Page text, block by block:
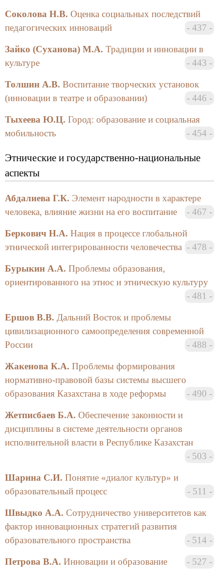
куда движется отечественное ТВ. Будущим
телевизионным работникам он также предлагает
Спицнадель В.Н. в статье «Обоснование
ситуация, проблемы, пути решения» в рамках
эдукологии поднимает вопрос о будущем России и
является воспитание в человеке интеллекта и таких
интеллектуальных свойств, как перспективность
отражать тенденции развития объектов, процессов и
Автор приходит к выводу, что решением всех
высшее образование на базе методов
неклассического системного анализа и
технических наук.
образования, науки и технологий сегодня», являясь
сторонником принципов эдукологии, сетует на то,
что среди обсуждаемых проблем образования в
содержательной части знания. Автор пытается
рассмотреть проблему содержательной части знания
на примере физики. Автор призывает всех ученых
изучать сами объекты физики, а не операции с
этими объектами. Ученым необходимо понимать,
что всеми процессами в природе управляет
Принцип Порядка, логос, отражающий проявление
принципа наименьшего действия в
по фундаментальному закону взаимосвязи причины
и следствия. Принципа Порядка и
фундаментального закона взаимосвязи причины и
изменения состояния достаточно для понимания и
описания специфики явления в процессах любой
парадигму следует обсуждать только с людьми,
освоившими подобный стиль мышления, ибо для
неподготовленного разума действительность
человека в его реальном бытии.
Соколова Н.В. Оценка социальных последствий
педагогических инноваций
437
Зайко (Суханова) М.А. Традиции и инновации в
культуре
443
Толшин А.В. Воспитание творческих установок
(инновации в театре и образовании)
446
Тыхеева Ю.Ц. Город: образование и социальная
мобильность
454
Этнические и государственно-национальные
аспекты
Абдалиева Г.К. Элемент народности в характере
человека, влияние жизни на его воспитание
467
Беркович Н.А. Нация в процессе глобальной
этнической интегрированности человечества
478
Бурыкин А.А. Проблемы образования,
ориентированного на этнос и этническую культуру
481
Ершов В.В. Дальний Восток и проблемы
цивилизационного самоопределения современной
России
488
Жакенова К.А. Проблемы формирования
нормативно-правовой базы системы высшего
образования Казахстана в ходе реформы
490
Жетписбаев Б.А. Обеспечение законности и
дисциплины в системе деятельности органов
исполнительной власти в Республике Казахстан
503
Шарина C.И. Понятие «диалог культур» и
образовательный процесс
511
Швыдко А.А. Сотрудничество университетов как
фактор инновационных стратегий развития
образовательного пространства
514
Петрова В.А. Инновации и образование 527